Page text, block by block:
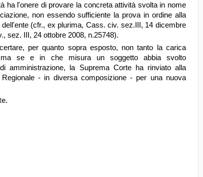
ha l'onere di provare la concreta attività svolta in nome
non essendo sufficiente la prova in ordine alla
(cfr., ex plurima, Cass. civ. sez.III, 14 dicembre
sez. III, 24 ottobre 2008, n.25748).
per quanto sopra esposto, non tanto la carica
ma se e in che misura un soggetto abbia svolto
amministrazione, la Suprema Corte ha rinviato alla
Regionale - in diversa composizione - per una nuova